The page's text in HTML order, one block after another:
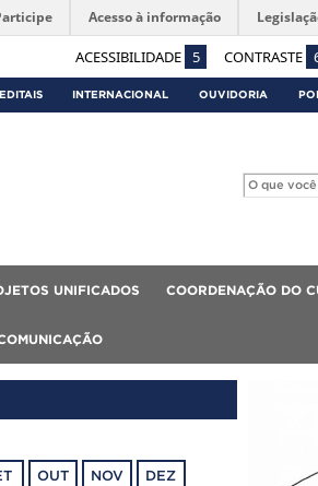
ACESSIBILIDADE 5 CONTRASTE
Acesso à informação
EDITAIS INTERNACIONAL OUVIDORIA
UNIFICADOS COORDENAÇÃO DO
OUT NOV DEZ